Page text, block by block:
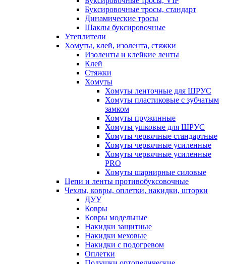
Буксировочные тросы, стандарт
Динамические тросы
Шаклы буксировочные
Утеплители
Хомуты, клей, изолента, стяжки
Изоленты и клейкие ленты
Клей
Стяжки
Хомуты
Хомуты ленточные для ШРУС
Хомуты пластиковые с зубчатым
замком
Хомуты пружинные
Хомуты ушковые для ШРУС
Хомуты червячные стандартные
Хомуты червячные усиленные
Хомуты червячные усиленные
PRO
Хомуты шарнирные силовые
Цепи и ленты противобуксовочные
Чехлы, ковры, оплетки, накидки, шторки
ДУУ
Ковры
Ковры модельные
Накидки защитные
Накидки меховые
Накидки с подогревом
Оплетки